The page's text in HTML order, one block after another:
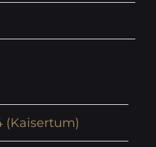
(Kaisertum)